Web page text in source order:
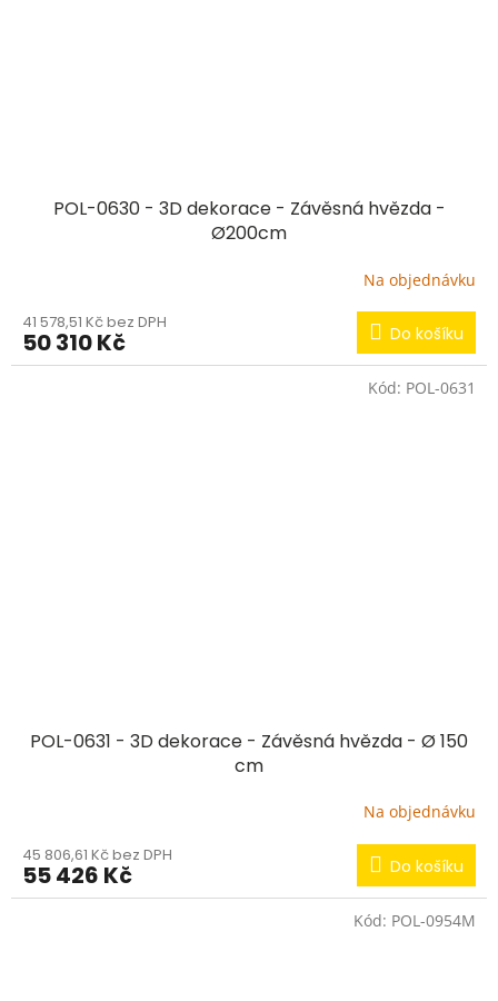
POL-0630 - 3D dekorace - Závěsná hvězda -
Ø200cm
Na objednávku
41 578,51 Kč bez DPH
50 310 Kč Do košíku
POL-0631 - 3D dekorace - Závěsná hvězda - Ø 150
cm
Na objednávku
45 806,61 Kč bez DPH
55 426 Kč Do košíku
Kód: POL-0631
Kód: POL-0954M